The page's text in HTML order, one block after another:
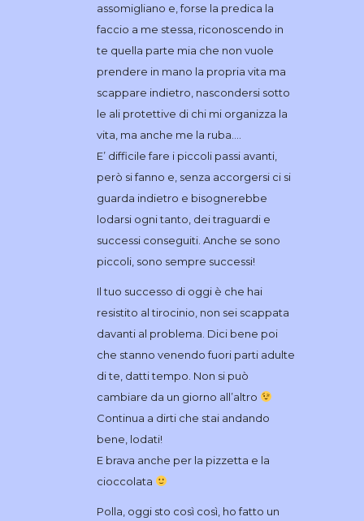
assomigliano e, forse la predica la
faccio a me stessa, riconoscendo in
te quella parte mia che non vuole
prendere in mano la propria vita ma
scappare indietro, nascondersi sotto
le ali protettive di chi mi organizza la
vita, ma anche me la ruba….
E’ difficile fare i piccoli passi avanti,
però si fanno e, senza accorgersi ci si
guarda indietro e bisognerebbe
lodarsi ogni tanto, dei traguardi e
successi conseguiti. Anche se sono
piccoli, sono sempre successi!
Il tuo successo di oggi è che hai
resistito al tirocinio, non sei scappata
davanti al problema. Dici bene poi
che stanno venendo fuori parti adulte
di te, datti tempo. Non si può
cambiare da un giorno all’altro
Continua a dirti che stai andando
bene, lodati!
E brava anche per la pizzetta e la
cioccolata
Polla, oggi sto così così, ho fatto un